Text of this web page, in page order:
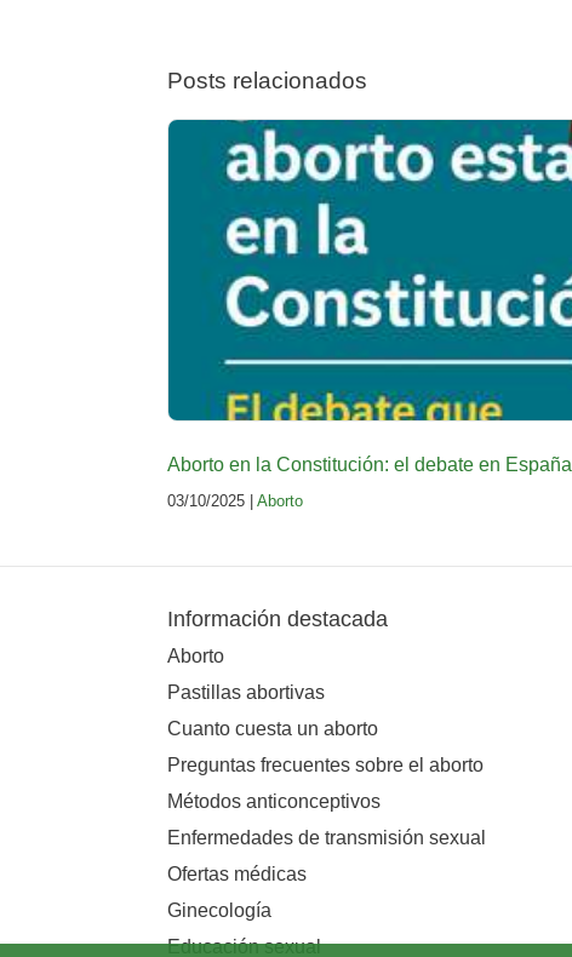
Posts relacionados
Aborto en la Constitución: el debate en España
03/10/2025 | Aborto
Información destacada
Aborto
Pastillas abortivas
Cuanto cuesta un aborto
Preguntas frecuentes sobre el aborto
Métodos anticonceptivos
Enfermedades de transmisión sexual
Ofertas médicas
Ginecología
Educación sexual